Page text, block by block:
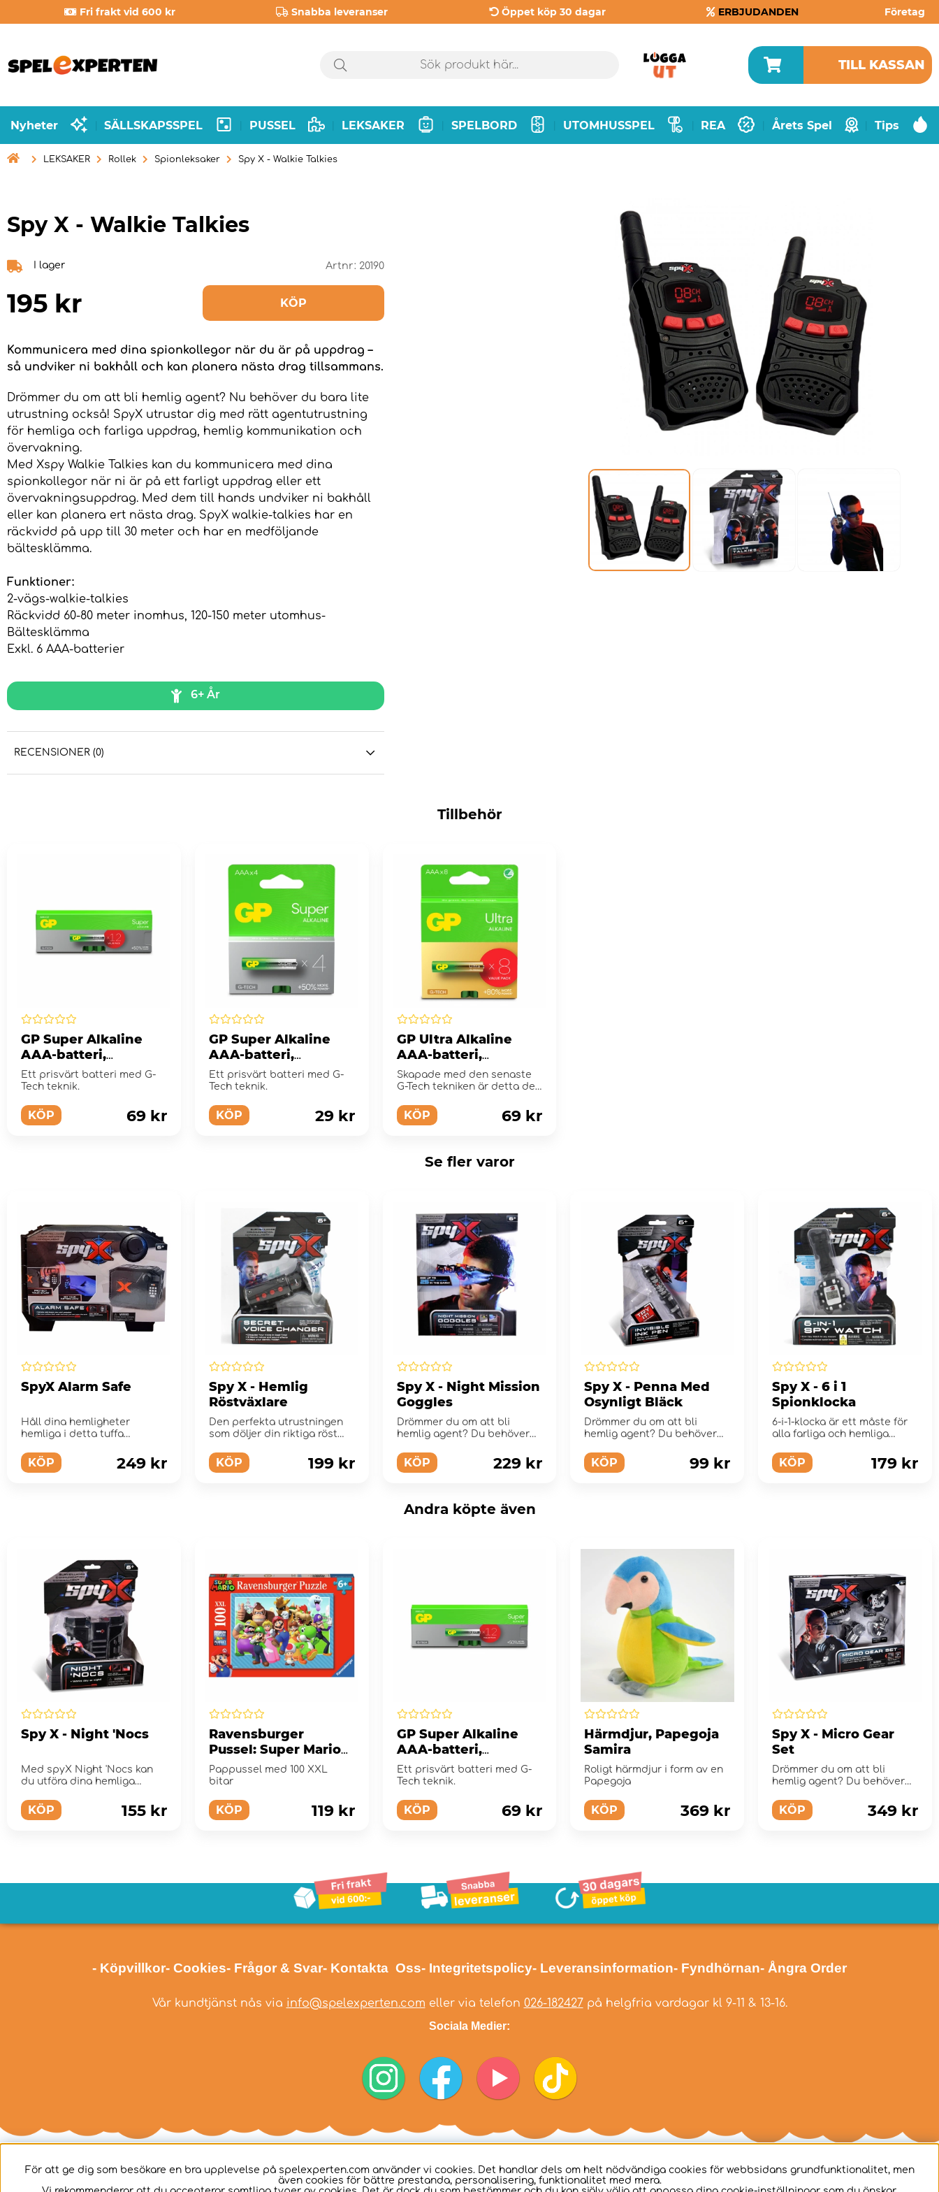
Fri frakt vid 600 kr Snabba leveranser Öppet köp 30 dagar ERBJUDANDEN Företag
TILL KASSAN
Nyheter SÄLLSKAPSSPEL PUSSEL LEKSAKER SPELBORD UTOMHUSSPEL REA Årets Spel Tips
 LEKSAKER Rollek Spionleksaker Spy X - Walkie Talkies
Spy X - Walkie Talkies
I lager Artnr: 20190
195 kr KÖP
Kommunicera med dina spionkollegor när du är på uppdrag –
så undviker ni bakhåll och kan planera nästa drag tillsammans.
Drömmer du om att bli hemlig agent? Nu behöver du bara lite
utrustning också! SpyX utrustar dig med rätt agentutrustning
för hemliga och farliga uppdrag, hemlig kommunikation och
övervakning.
Med Xspy Walkie Talkies kan du kommunicera med dina
spionkollegor när ni är på ett farligt uppdrag eller ett
övervakningsuppdrag. Med dem till hands undviker ni bakhåll
eller kan planera ert nästa drag. SpyX walkie-talkies har en
räckvidd på upp till 30 meter och har en medföljande
bältesklämma.
Funktioner:
2-vägs-walkie-talkies
Räckvidd 60-80 meter inomhus, 120-150 meter utomhus-
Bältesklämma
Exkl. 6 AAA-batterier
6+ År
RECENSIONER (0)
Tillbehör
GP Super Alkaline
AAA-batteri,
24A/LR03, 12-pack
Ett prisvärt batteri med G-
Tech teknik.
KÖP 69 kr
GP Super Alkaline
AAA-batteri,
24A/LR03, 4-pack
Ett prisvärt batteri med G-
Tech teknik.
KÖP 29 kr
GP Ultra Alkaline
AAA-batteri,
24AU/LR03, 8-pack
Skapade med den senaste
G-Tech tekniken är detta det
KÖP 69 kr
Se fler varor
SpyX Alarm Safe
Håll dina hemligheter
hemliga i detta tuffa
KÖP 249 kr
Spy X - Hemlig
Röstväxlare
Den perfekta utrustningen
som döljer din riktiga röst
KÖP 199 kr
Spy X - Night Mission
Goggles
Drömmer du om att bli
hemlig agent? Du behöver
utrusta...
KÖP 229 kr
Spy X - Penna Med
Osynligt Bläck
Drömmer du om att bli
hemlig agent? Du behöver
KÖP 99 kr
Spy X - 6 i 1
Spionklocka
6-i-1-klocka är ett måste för
alla farliga och hemliga
KÖP 179 kr
Andra köpte även
Spy X - Night 'Nocs
Med spyX Night 'Nocs kan
du utföra dina hemliga
KÖP 155 kr
Ravensburger
Pussel: Super Mario
100 XXL Bitar
Pappussel med 100 XXL
bitar
KÖP 119 kr
GP Super Alkaline
AAA-batteri,
24A/LR03, 12-pack
Ett prisvärt batteri med G-
Tech teknik.
KÖP 69 kr
Härmdjur, Papegoja
Samira
Roligt härmdjur i form av en
Papegoja
KÖP 369 kr
Spy X - Micro Gear
Set
Drömmer du om att bli
hemlig agent? Du behöver
KÖP 349 kr
- Köpvillkor- Cookies- Frågor & Svar- Kontakta Oss- Integritetspolicy- Leveransinformation- Fyndhörnan- Ångra Order
Vår kundtjänst nås via info@spelexperten.com eller via telefon 026-182427på helgfria vardagar kl 9-11 & 13-16.
Sociala Medier:
För att ge dig som besökare en bra upplevelse på spelexperten.com använder vi cookies. Det handlar dels om helt nödvändiga cookies för webbsidans grundfunktionalitet, men
även cookies för bättre prestanda, personalisering, funktionalitet med mera.